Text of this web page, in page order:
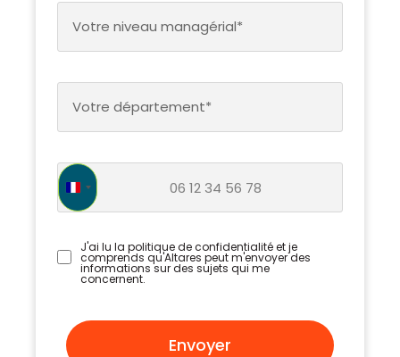
Votre niveau managérial*
Votre département*
France +33
J'ai lu la politique de confidentialité et je
comprends qu'Altares peut m'envoyer des
informations sur des sujets qui me
concernent.
Envoyer